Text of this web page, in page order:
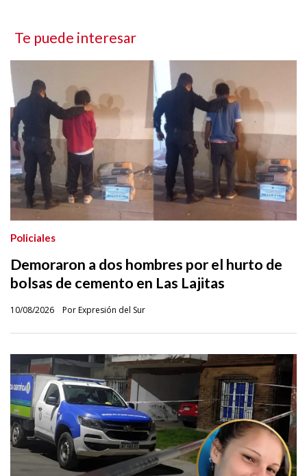
Te puede interesar
Demoraron a dos hombres por el hurto de
bolsas de cemento en Las Lajitas
Por Expresión del Sur
Policiales
10/08/2026